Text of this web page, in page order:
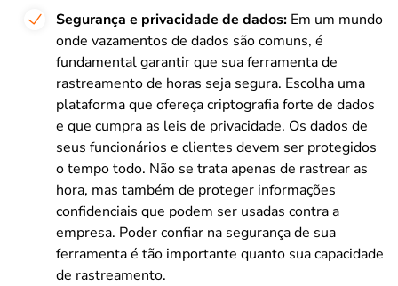
Segurança e privacidade de dados: Em um mundo
onde vazamentos de dados são comuns, é
fundamental garantir que sua ferramenta de
rastreamento de horas seja segura. Escolha uma
plataforma que ofereça criptografia forte de dados
e que cumpra as leis de privacidade. Os dados de
seus funcionários e clientes devem ser protegidos
o tempo todo. Não se trata apenas de rastrear as
hora, mas também de proteger informações
confidenciais que podem ser usadas contra a
empresa. Poder confiar na segurança de sua
ferramenta é tão importante quanto sua capacidade
de rastreamento.